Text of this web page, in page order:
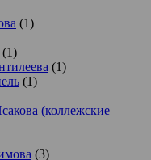
(1)
(1)
(1)
(1)
(коллежские
(3)